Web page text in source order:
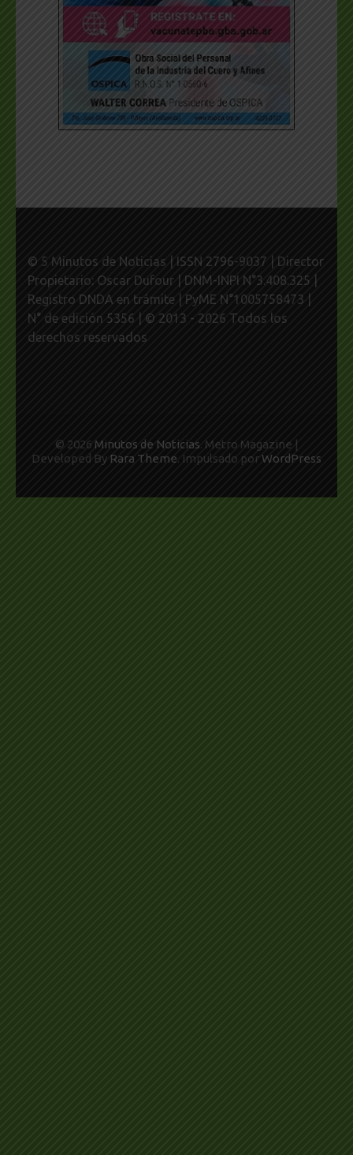
© 5 Minutos de Noticias | ISSN 2796-9037 | Director
Propietario: Oscar Dufour | DNM-INPI N°3.408.325 |
Registro DNDA en trámite | PyME N°1005758473 |
N° de edición 5356 | © 2013 - 2026 Todos los
derechos reservados
© 2026 Minutos de Noticias. Metro Magazine |
Developed By Rara Theme. Impulsado porWordPress